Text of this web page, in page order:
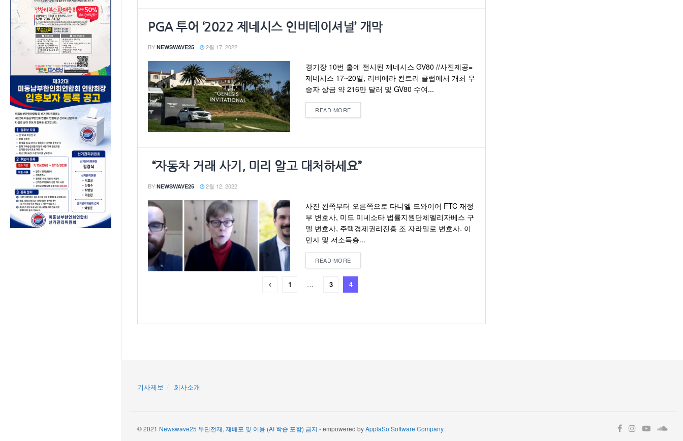
PGA 투어 ‘2022 제네시스 인비테이셔널’ 개막
BY NEWSWAVE25 2월 17, 2022
경기장 10번 홀에 전시된 제네시스 GV80 //사진제공=
제네시스 17~20일, 리비에라 컨트리 클럽에서 개최 우
승자 상금 약 216만 달러 및 GV80 수여...
READ MORE
“자동차 거래 사기, 미리 알고 대처하세요”
BY NEWSWAVE25 2월 12, 2022
사진 왼쪽부터 오른쪽으로 다니엘 드와이어 FTC 재정
부 변호사, 미드 미네소타 법률지원단체엘리자베스 구
델 변호사, 주택경제권리진흥 조 자라밀로 변호사. 이
민자 및 저소득층...
READ MORE
1 … 3 4
기사제보 회사소개
© 2021 Newswave25 무단전재, 재배포 및 이용 (AI 학습 포함) 금지 - empowered byApplaSo Software Company.